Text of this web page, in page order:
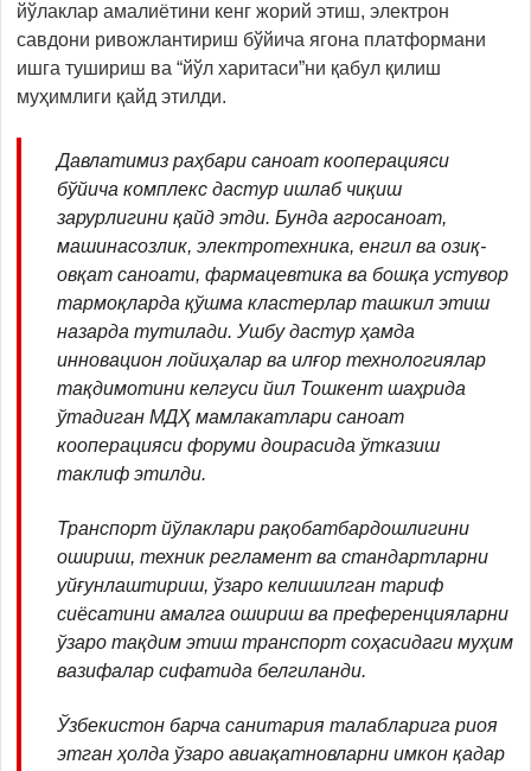
йўлаклар амалиётини кенг жорий этиш, электрон
савдони ривожлантириш бўйича ягона платформани
ишга тушириш ва “йўл харитаси”ни қабул қилиш
муҳимлиги қайд этилди.
Давлатимиз раҳбари саноат кооперацияси
бўйича комплекс дастур ишлаб чиқиш
зарурлигини қайд этди. Бунда агросаноат,
машинасозлик, электротехника, енгил ва озиқ-
овқат саноати, фармацевтика ва бошқа устувор
тармоқларда қўшма кластерлар ташкил этиш
назарда тутилади. Ушбу дастур ҳамда
инновацион лойиҳалар ва илғор технологиялар
тақдимотини келгуси йил Тошкент шаҳрида
ўтадиган МДҲ мамлакатлари саноат
кооперацияси форуми доирасида ўтказиш
таклиф этилди.
Транспорт йўлаклари рақобатбардошлигини
ошириш, техник регламент ва стандартларни
уйғунлаштириш, ўзаро келишилган тариф
сиёсатини амалга ошириш ва преференцияларни
ўзаро тақдим этиш транспорт соҳасидаги муҳим
вазифалар сифатида белгиланди.
Ўзбекистон барча санитария талабларига риоя
этган ҳолда ўзаро авиақатновларни имкон қадар